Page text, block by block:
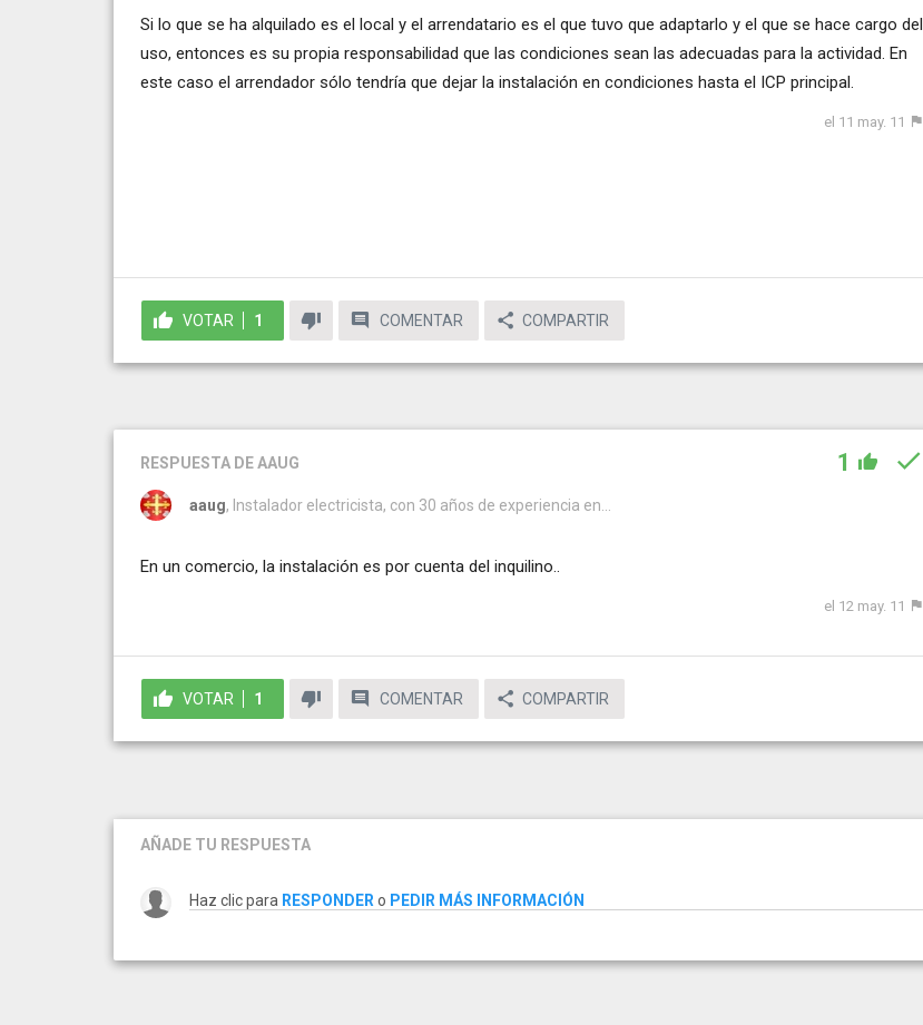
Si lo que se ha alquilado es el local y el arrendatario es el que tuvo que adaptarlo y el que se hace cargo del
uso, entonces es su propia responsabilidad que las condiciones sean las adecuadas para la actividad. En
este caso el arrendador sólo tendría que dejar la instalación en condiciones hasta el ICP principal.
el 11 may. 11
VOTAR 1 COMENTAR COMPARTIR
RESPUESTA DE AAUG 1
aaug, Instalador electricista, con 30 años de experiencia en...
En un comercio, la instalación es por cuenta del inquilino..
el 12 may. 11
VOTAR 1 COMENTAR COMPARTIR
AÑADE TU RESPUESTA
Haz clic para RESPONDERo PEDIR MÁS INFORMACIÓN